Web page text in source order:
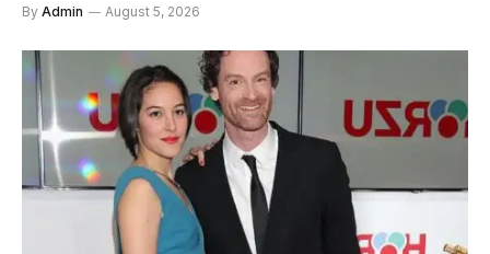
By Admin August 5, 2026